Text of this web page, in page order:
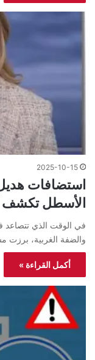
2025-10-15
استضافات
الأسطل تكشف
في الوقت الذي تتصاعد
والضفة الغربية، برزت
أكمل القراءة »